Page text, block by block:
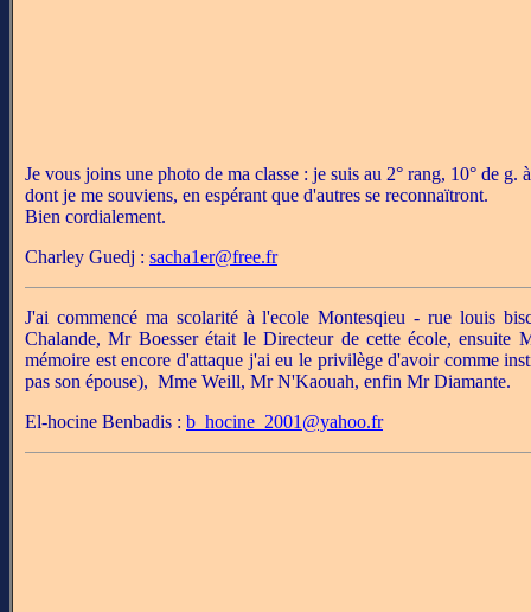
Je vous joins une photo de ma classe : je suis au 2° rang, 10° de
dont je me souviens, en espérant que d'autres se reconnaïtront.
Bien cordialement.
Charley Guedj : sacha1er@free.fr
J'ai commencé ma scolarité à l'ecole Montesqieu - rue louis
Chalande, Mr Boesser était le Directeur de cette école,
mémoire est encore d'attaque j'ai eu le privilège d'avoir comme
pas son épouse), Mme Weill, Mr N'Kaouah, enfin Mr Diamante.
El-hocine Benbadis : b_hocine_2001@yahoo.fr